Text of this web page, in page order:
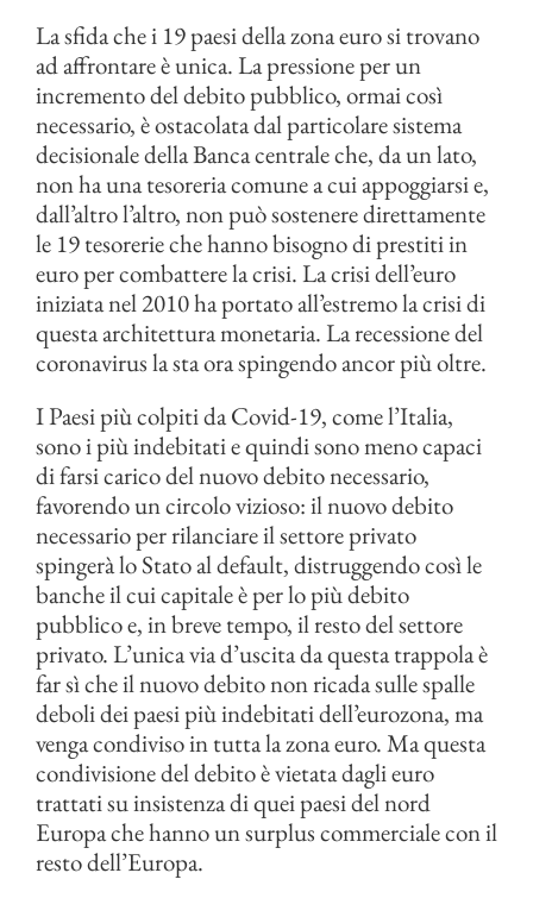
La sfida che i 19 paesi della zona euro si trovano
ad affrontare è unica. La pressione per un
incremento del debito pubblico, ormai così
necessario, è ostacolata dal particolare sistema
decisionale della Banca centrale che, da un lato,
non ha una tesoreria comune a cui appoggiarsi e,
dall’altro l’altro, non può sostenere direttamente
le 19 tesorerie che hanno bisogno di prestiti in
euro per combattere la crisi. La crisi dell’euro
iniziata nel 2010 ha portato all’estremo la crisi di
questa architettura monetaria. La recessione del
coronavirus la sta ora spingendo ancor più oltre.
I Paesi più colpiti da Covid-19, come l’Italia,
sono i più indebitati e quindi sono meno capaci
di farsi carico del nuovo debito necessario,
favorendo un circolo vizioso: il nuovo debito
necessario per rilanciare il settore privato
spingerà lo Stato al default, distruggendo così le
banche il cui capitale è per lo più debito
pubblico e, in breve tempo, il resto del settore
privato. L’unica via d’uscita da questa trappola è
far sì che il nuovo debito non ricada sulle spalle
deboli dei paesi più indebitati dell’eurozona, ma
venga condiviso in tutta la zona euro. Ma questa
condivisione del debito è vietata dagli euro
trattati su insistenza di quei paesi del nord
Europa che hanno un surplus commerciale con il
resto dell’Europa.